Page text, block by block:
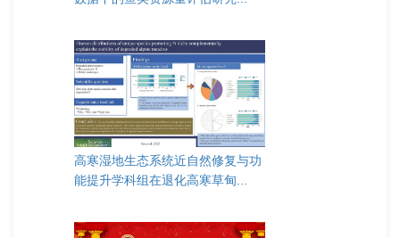
高寒湿地生态系统近自然修复与功
能提升学科组在退化高寒草甸...